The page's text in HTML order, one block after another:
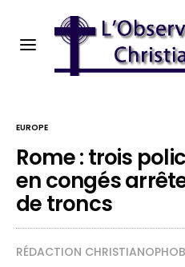
EUROPE
Rome : trois
en congés
de troncs
RÉDACTION